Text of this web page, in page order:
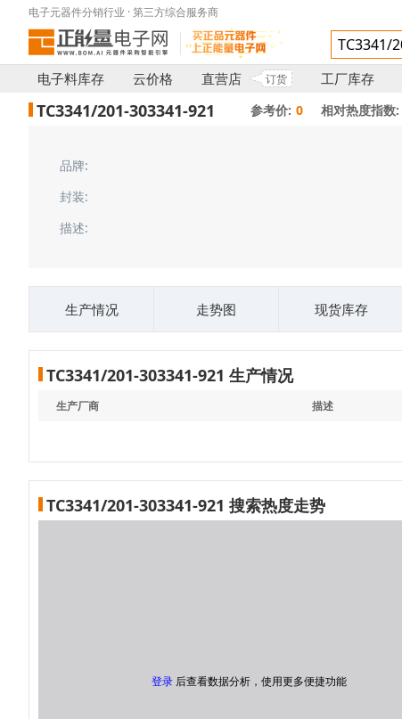
电子元器件分销行业 · 第三方综合服务商
电子料库存 云价格 直营店 订货 工厂库存
TC3341/201-303341-921 参考价: 0 相对热度指数:
品牌:
封装:
描述:
生产情况 走势图 现货库存
TC3341/201-303341-921 生产情况
生产厂商 描述
TC3341/201-303341-921 搜索热度走势
登录 后查看数据分析，使用更多便捷功能